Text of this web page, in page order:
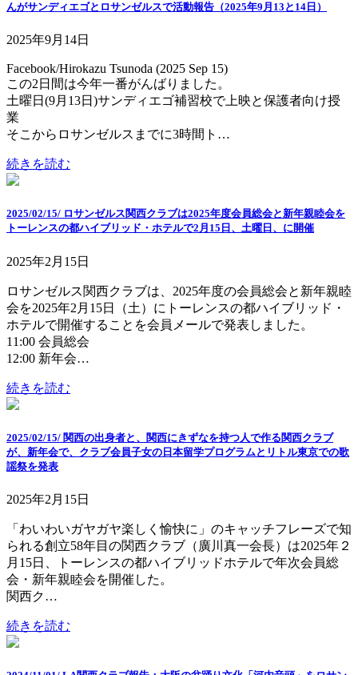
んがサンディエゴとロサンゼルスで活動報告（2025年9月13と14日）
2025年9月14日
Facebook/Hirokazu Tsunoda (2025 Sep 15)
この2日間は今年一番がんばりました。
土曜日(9月13日)サンディエゴ補習校で上映と保護者向け授
業
そこからロサンゼルスまでに3時間ト…
続きを読む
2025/02/15/ ロサンゼルス関西クラブは2025年度会員総会と新年親睦会を
トーレンスの都ハイブリッド・ホテルで2月15日、土曜日、に開催
2025年2月15日
ロサンゼルス関西クラブは、2025年度の会員総会と新年親睦
会を2025年2月15日（土）にトーレンスの都ハイブリッド・
ホテルで開催することを会員メールで発表しました。
11:00 会員総会
12:00 新年会…
続きを読む
2025/02/15/ 関西の出身者と、関西にきずなを持つ人で作る関西クラブ
が、新年会で、クラブ会員子女の日本留学プログラムとリトル東京での歌
謡祭を発表
2025年2月15日
「わいわいガヤガヤ楽しく愉快に」のキャッチフレーズで知
られる創立58年目の関西クラブ（廣川真一会長）は2025年２
月15日、トーレンスの都ハイブリッドホテルで年次会員総
会・新年親睦会を開催した。
関西ク…
続きを読む